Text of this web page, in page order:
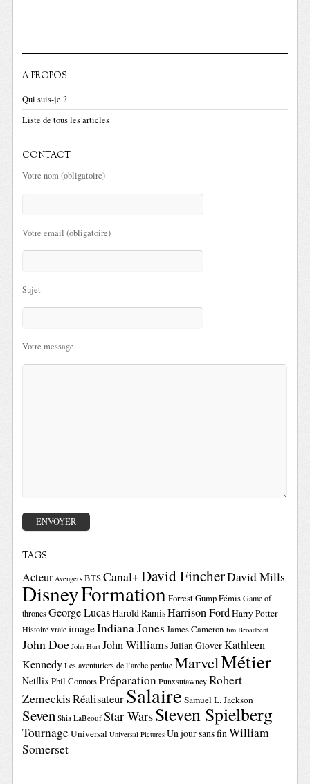
A PROPOS
Qui suis-je ?
Liste de tous les articles
CONTACT
Votre nom (obligatoire)
Votre email (obligatoire)
Sujet
Votre message
TAGS
Acteur Avengers BTSCanal+David FincherDavid Mills
DisneyFormationForrest GumpFémis Game of
thrones George LucasHarold RamisHarrison FordHarry Potter
Histoire vraie imageIndiana Jones James Cameron Jim Broadbent
John Doe John Hurt John WilliamsJulian GloverKathleen
Kennedy Les aventuriers de l’arche perdue MarvelMétier
NetflixPhil ConnorsPréparation Punxsutawney Robert
ZemeckisRéalisateurSalaire Samuel L. Jackson
Seven Shia LaBeouf Star WarsSteven Spielberg
TournageUniversal Universal Pictures Un jour sans finWilliam
Somerset